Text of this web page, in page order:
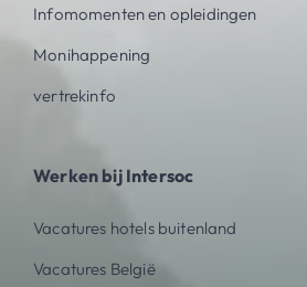
Infomomenten en opleidingen
Monihappening
vertrekinfo
Werken bij Intersoc
Vacatures hotels buitenland
Vacatures België